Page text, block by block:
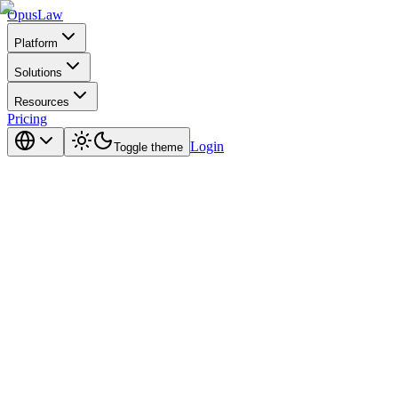
OpusLaw
Platform
Solutions
Resources
Pricing
Toggle theme Login